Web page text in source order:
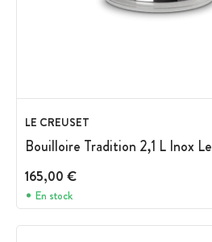
LE CREUSET
Bouilloire Tradition 2,1 L Inox
165,00 €
En stock